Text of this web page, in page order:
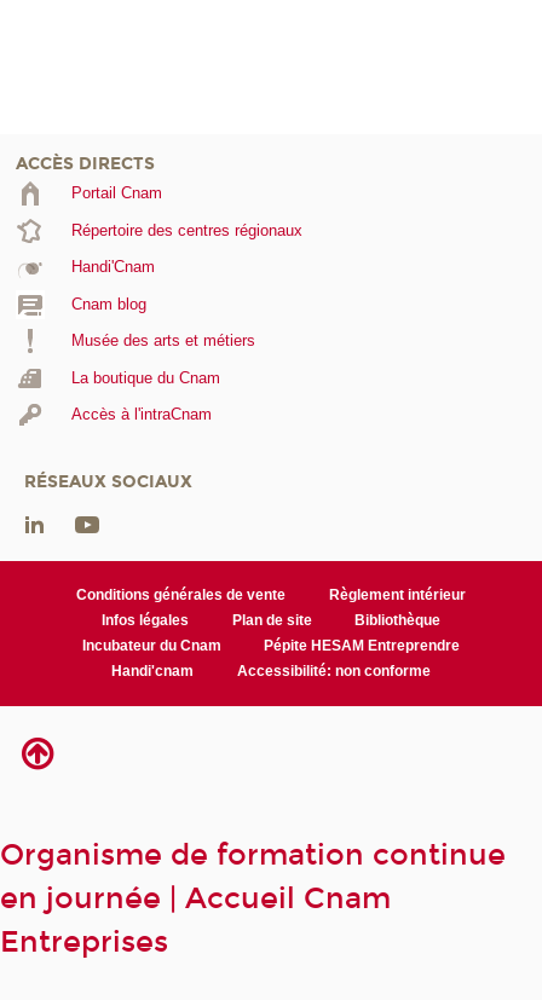
ACCÈS DIRECTS
Portail Cnam
Répertoire des centres régionaux
Handi'Cnam
Cnam blog
Musée des arts et métiers
La boutique du Cnam
Accès à l'intraCnam
RÉSEAUX SOCIAUX
Conditions générales de vente
Règlement intérieur
Infos légales
Plan de site
Bibliothèque
Incubateur du Cnam
Pépite HESAM Entreprendre
Handi'cnam
Accessibilité: non conforme
Organisme de formation continue
en journée | Accueil Cnam
Entreprises